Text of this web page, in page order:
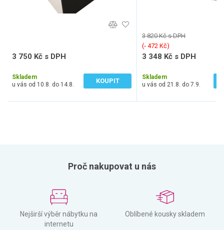
3 750 Kč s DPH
Skladem
u vás od 10.8. do 14.8.
KOUPIT
3 820 Kč s DPH
(‐ 472 Kč)
3 348 Kč s DPH
Skladem
u vás od 21.8. do 7.9.
Proč nakupovat u nás
Nejširší výběr nábytku na
internetu
Oblíbené kousky skladem